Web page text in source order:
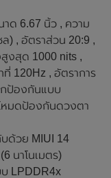
ด 6.67 นิ้ว , ความ
) , อัตราส่วน 20:9 ,
งสุด 1000 nits ,
ที่ 120Hz , อัตราการ
กป้องกันแบบ
หมดป้องกันดวงตา
ด้วย MIUI 14
นาโนเมตร)
บ LPDDR4x